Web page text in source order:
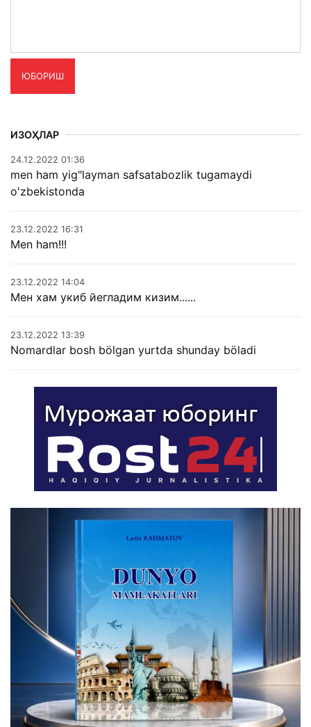
ЮБОРИШ
ИЗОҲЛАР
24.12.2022 01:36
men ham yig"layman safsatabozlik tugamaydi
o'zbekistonda
23.12.2022 16:31
Men ham!!!
23.12.2022 14:04
Мен хам укиб йегладим кизим......
23.12.2022 13:39
Nomardlar bosh bölgan yurtda shunday böladi